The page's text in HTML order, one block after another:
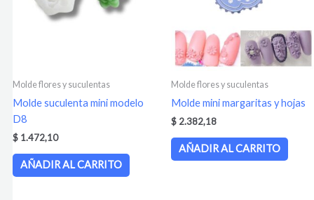
Molde flores y suculentas
Molde suculenta mini modelo
D8
$1.472,10
AÑADIR AL CARRITO
Molde flores y suculentas
Molde mini margaritas y hojas
$ 2.382,18
AÑADIR AL CARRITO